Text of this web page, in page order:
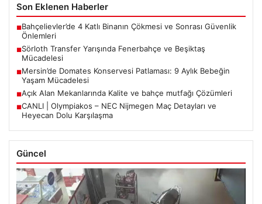
Son Eklenen Haberler
■Bahçelievler’de 4 Katlı Binanın Çökmesi ve Sonrası Güvenlik
Önlemleri
■Sörloth Transfer Yarışında Fenerbahçe ve Beşiktaş
Mücadelesi
■Mersin’de Domates Konservesi Patlaması: 9 Aylık Bebeğin
Yaşam Mücadelesi
■Açık Alan Mekanlarında Kalite ve bahçe mutfağı Çözümleri
■CANLI | Olympiakos – NEC Nijmegen Maç Detayları ve
Heyecan Dolu Karşılaşma
Güncel